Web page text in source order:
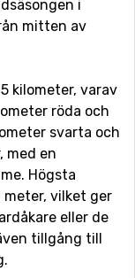
i
mitten av
kilometer, varav
röda och
svarta och
med en
Högsta
meter, vilket ger
eller de
tillgång till